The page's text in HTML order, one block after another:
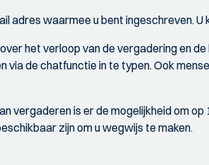
adres waarmee u bent ingeschreven.
het verloop van de vergadering en
de chatfunctie in te typen. Ook
vergaderen is er de mogelijkheid om
zijn om u wegwijs te maken.